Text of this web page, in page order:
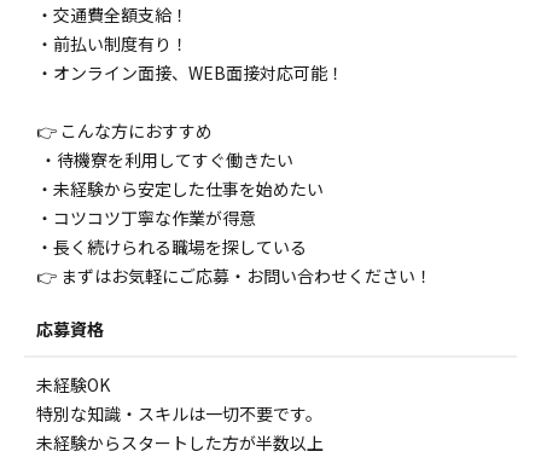
・交通費全額支給！
・前払い制度有り！
・オンライン面接、WEB面接対応可能！
👉 こんな方におすすめ
・待機寮を利用してすぐ働きたい
・未経験から安定した仕事を始めたい
・コツコツ丁寧な作業が得意
・長く続けられる職場を探している
👉 まずはお気軽にご応募・お問い合わせください！
応募資格
未経験OK
特別な知識・スキルは一切不要です。
未経験からスタートした方が半数以上